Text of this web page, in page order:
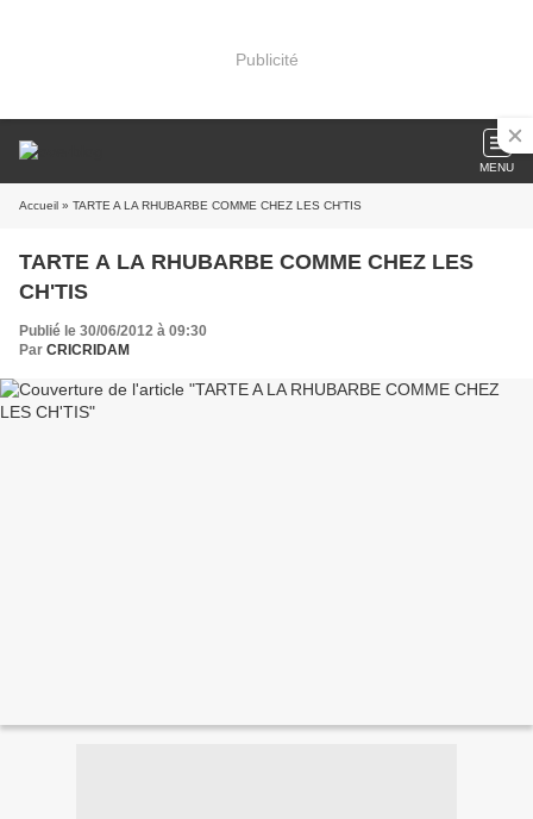
Publicité
MENU
Accueil » TARTE A LA RHUBARBE COMME CHEZ LES CH'TIS
TARTE A LA RHUBARBE COMME CHEZ LES
CH'TIS
Publié le 30/06/2012 à 09:30
Par CRICRIDAM